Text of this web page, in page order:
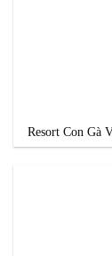
Resort Con Gà